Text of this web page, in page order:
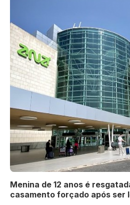
Menina de 12 anos é
casamento forçado após ser